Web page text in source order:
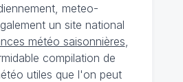
meteo-
un site national
météo saisonnières
compilation de
utiles que l'on peut